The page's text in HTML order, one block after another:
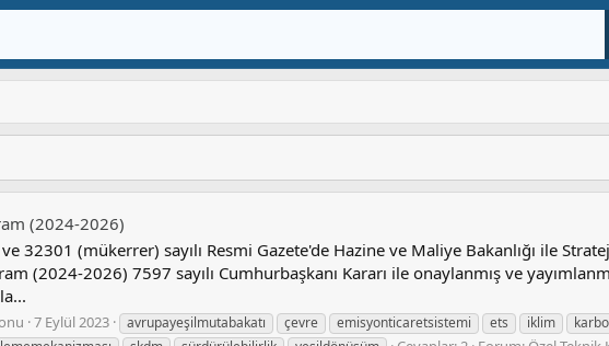
(2024-2026)
32301 (mükerrer) sayılı Resmi Gazete'de Hazine ve Maliye Bakanlığı ile
(2024-2026) 7597 sayılı Cumhurbaşkanı Kararı ile onaylanmış ve
7 Eylül 2023 avrupayeşilmutabakatı çevre emisyonticaretsistemi ets iklim